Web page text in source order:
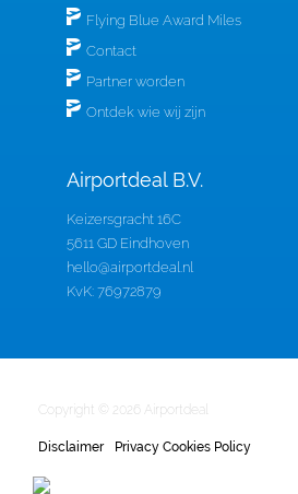
Flying Blue Award Miles
Contact
Partner worden
Ontdek wie wij zijn
Airportdeal B.V.
Keizersgracht 16C
5611 GD Eindhoven
hello@airportdeal.nl
KvK: 76972879
Copyright © 2026 Airportdeal
Disclaimer Privacy Cookies Policy